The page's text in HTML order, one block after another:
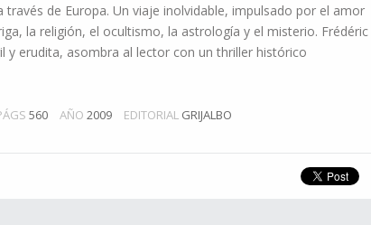
través de Europa. Un viaje inolvidable, impulsado por el amor
la religión, el ocultismo, la astrología y el misterio. Frédéric
y erudita, asombra al lector con un thriller histórico
560 AÑO 2009 EDITORIAL GRIJALBO